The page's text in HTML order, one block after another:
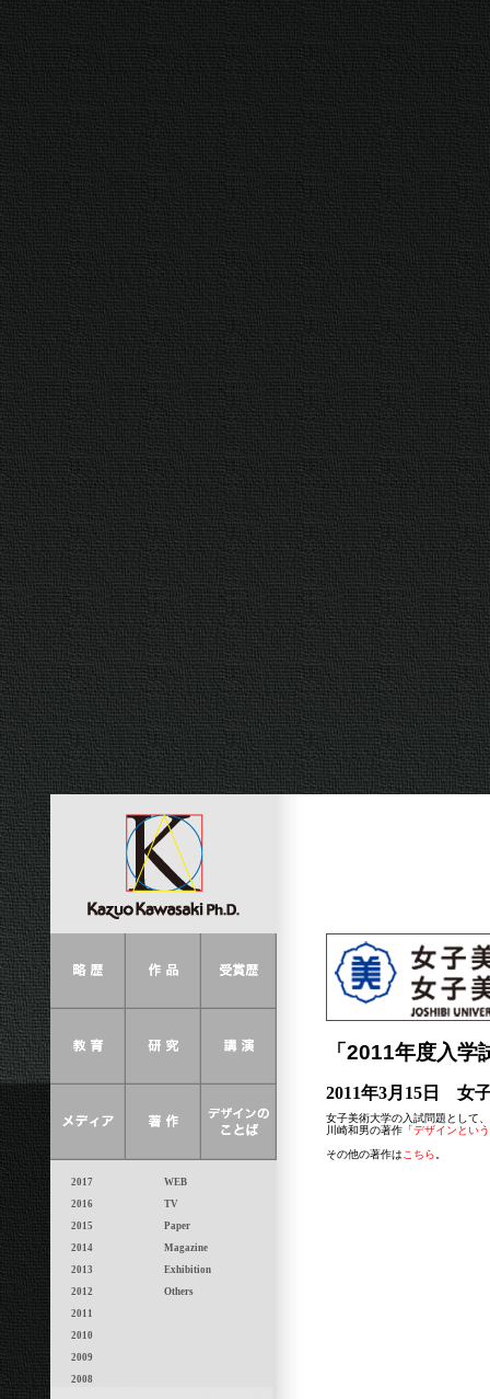
2017
2016
2015
2014
2013
2012
2011
2010
2009
2008
WEB
TV
Paper
Magazine
Exhibition
Others
「2011年度入学
2011年3月15日 女
女子美術大学の入試問題として、
川崎和男の著作「デザインとい
その他の著作は こちら